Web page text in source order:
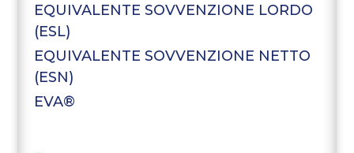
EQUIVALENTE SOVVENZIONE LORDO
(ESL)
EQUIVALENTE SOVVENZIONE NETTO
(ESN)
EVA®